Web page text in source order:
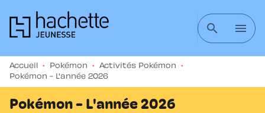
MENU RECHERCHE CONTENU
search menu
Accueil • Pokémon • Activités Pokémon
•
Pokémon - L'année 2026
Pokémon - L'année 2026